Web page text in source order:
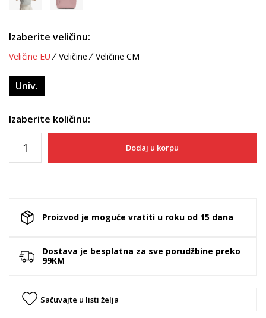
Izaberite veličinu:
Veličine EU Veličine Veličine CM
Univ.
Izaberite količinu:
Dodaj u korpu
Proizvod je moguće vratiti u roku od 15 dana
Dostava je besplatna za sve porudžbine preko
99KM
Sačuvajte u listi želja